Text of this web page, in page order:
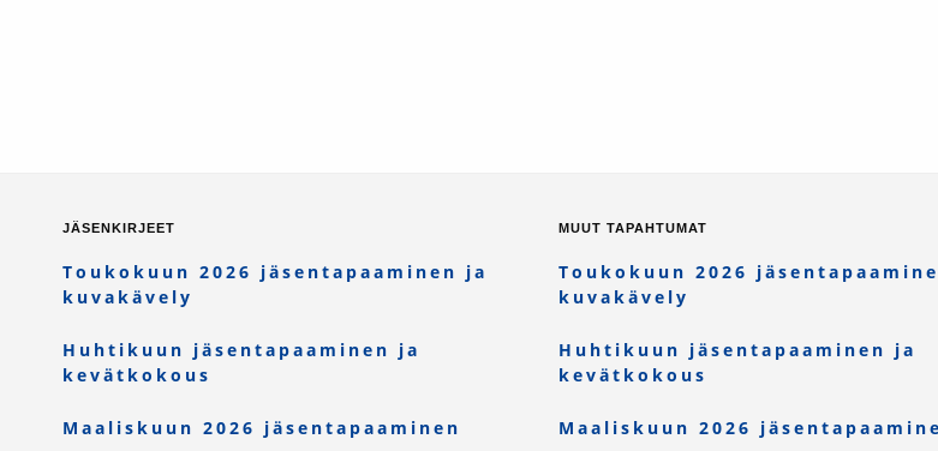
JÄSENKIRJEET
Toukokuun 2026 jäsentapaaminen ja
kuvakävely
Huhtikuun jäsentapaaminen ja
kevätkokous
Maaliskuun 2026 jäsentapaaminen
MUUT TAPAHTUMAT
Toukokuun 2026
kuvakävely
Huhtikuun jäsentapaaminen ja
kevätkokous
Maaliskuun 2026